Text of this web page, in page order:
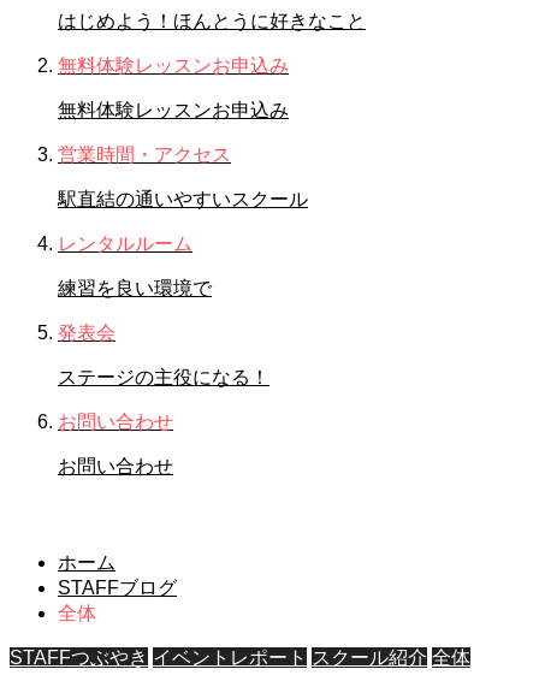
はじめよう！ほんとうに好きなこと
無料体験レッスンお申込み
無料体験レッスンお申込み
営業時間・アクセス
駅直結の通いやすいスクール
レンタルルーム
練習を良い環境で
発表会
ステージの主役になる！
お問い合わせ
お問い合わせ
ホーム
STAFFブログ
全体
STAFFつぶやき イベントレポート スクール紹介 全体